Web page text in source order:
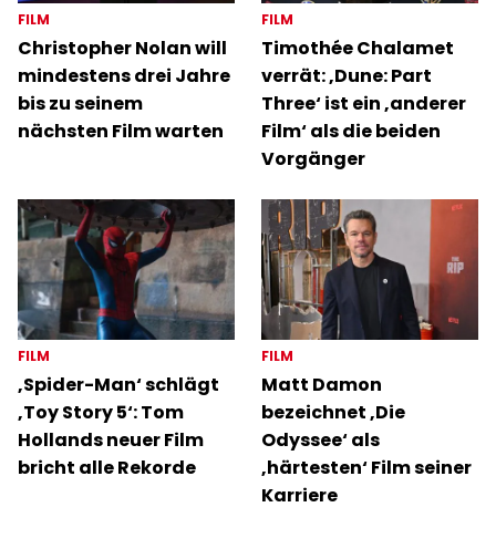
FILM
Christopher Nolan will
mindestens drei Jahre
bis zu seinem
nächsten Film warten
FILM
Timothée Chalamet
verrät: ‚Dune: Part
Three‘ ist ein ‚anderer
Film‘ als die beiden
Vorgänger
FILM
‚Spider-Man‘ schlägt
‚Toy Story 5‘: Tom
Hollands neuer Film
bricht alle Rekorde
FILM
Matt Damon
bezeichnet ‚Die
Odyssee‘ als
‚härtesten‘ Film seiner
Karriere